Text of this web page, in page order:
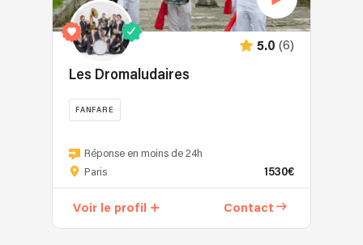
5.0 (6)
Les Dromaludaires
FANFARE
Réponse en moins de 24h
Paris
1530€
Voir le profil Contact